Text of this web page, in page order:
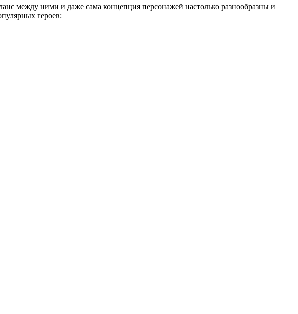
между ними и даже сама концепция персонажей настолько разнообразны и
героев: